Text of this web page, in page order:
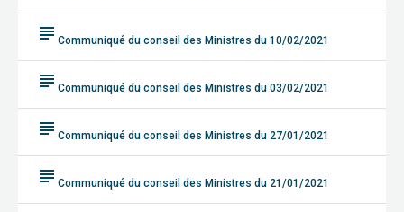
subject Communiqué du conseil des Ministres du 10/02/2021
subject Communiqué du conseil des Ministres du 03/02/2021
subject Communiqué du conseil des Ministres du 27/01/2021
subject Communiqué du conseil des Ministres du 21/01/2021